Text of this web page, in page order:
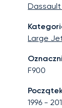
Large
F900
1996 -